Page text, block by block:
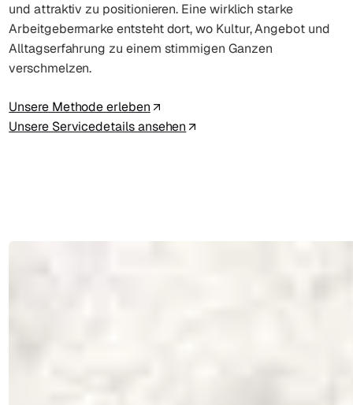
und attraktiv zu positionieren. Eine wirklich starke
Arbeitgebermarke entsteht dort, wo Kultur, Angebot und
Alltagserfahrung zu einem stimmigen Ganzen
verschmelzen.
Unsere Methode erleben
Unsere Servicedetails ansehen